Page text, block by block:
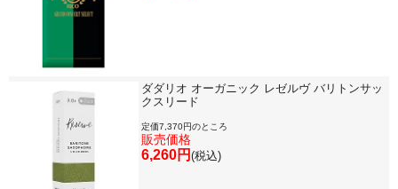
ダダリオ オーガニック レゼルヴ バリトンサッ
クスリード
定価7,370円のところ
販売価格
6,260円 (税込)
人気の永江楽器コラム
「楽器をはじめよう」
お手入れ方法